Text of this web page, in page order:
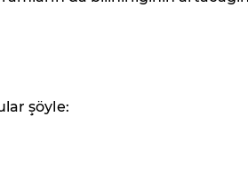
şöyle: